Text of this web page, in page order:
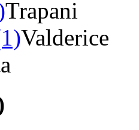
Trapani
Valderice